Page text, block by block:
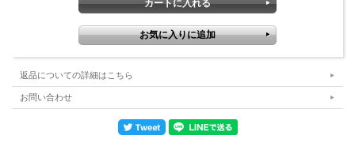
返品についての詳細はこちら
お問い合わせ